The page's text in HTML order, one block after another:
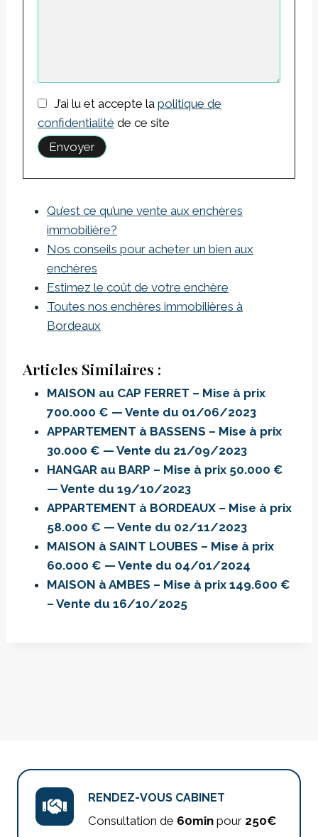
J’ai lu et accepte la politique de
confidentialité de ce site
Qu’est ce qu’une vente aux enchères
immobilière?
Nos conseils pour acheter un bien aux
enchères
Estimez le coût de votre enchère
Toutes nos enchères immobilières à
Bordeaux
Articles Similaires :
MAISON au CAP FERRET – Mise à prix
700.000 € — Vente du 01/06/2023
APPARTEMENT à BASSENS – Mise à prix
30.000 € — Vente du 21/09/2023
HANGAR au BARP – Mise à prix 50.000 €
— Vente du 19/10/2023
APPARTEMENT à BORDEAUX – Mise à prix
58.000 € — Vente du 02/11/2023
MAISON à SAINT LOUBES – Mise à prix
60.000 € — Vente du 04/01/2024
MAISON à AMBES – Mise à prix 149.600 €
– Vente du 16/10/2025
RENDEZ-VOUS CABINET
Consultation de 60min pour 250€